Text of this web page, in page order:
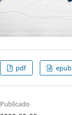
pdf epub
Publicado